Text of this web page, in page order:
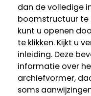
dan de volledige
boomstructuur te
kunt u openen
te klikken. Kijkt u
inleiding. Deze
informatie over
archiefvormer,
soms